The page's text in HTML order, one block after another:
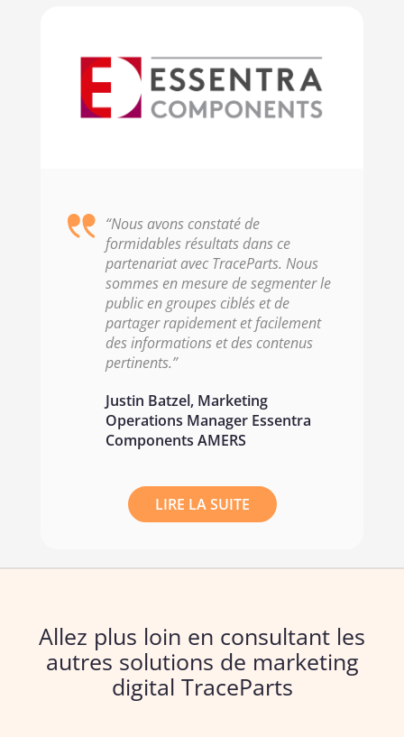
“Nous avons constaté de
formidables résultats dans ce
partenariat avec TraceParts. Nous
sommes en mesure de segmenter le
public en groupes ciblés et de
partager rapidement et facilement
des informations et des contenus
pertinents.”
Justin Batzel, Marketing
Operations Manager Essentra
Components AMERS
LIRE LA SUITE
Allez plus loin en consultant les
autres solutions de marketing
digital TraceParts